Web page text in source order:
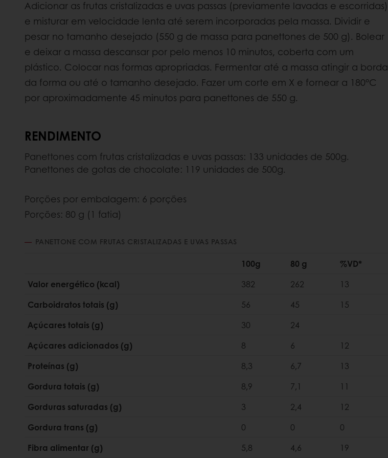
Adicionar as frutas cristalizadas e uvas passas (previamente lavadas e escorridas)
e misturar em velocidade lenta até serem incorporadas pela massa. Dividir e
pesar no tamanho desejado (550 g de massa para panettones de 500 g). Bolear
e deixar a massa descansar por pelo menos 10 minutos, coberta com um
plástico. Colocar nas formas apropriadas. Fermentar até a massa atingir a borda
da forma ou até o tamanho desejado. Fazer um corte em X e fornear a 180°C
por aproximadamente 45 minutos para panettones de 550 g.
RENDIMENTO
Panettones com frutas cristalizadas e uvas passas: 133 unidades de 500g.
Panettones de gotas de chocolate: 119 unidades de 500g.
Porções por embalagem: 6 porções
Porções: 80 g (1 fatia)
PANETTONE COM FRUTAS CRISTALIZADAS E UVAS PASSAS
100g 80 g
%VD*
Valor energético (kcal)
382 262
13
Carboidratos totais (g)
56 45
15
Açúcares totais (g)
30
24
Açúcares adicionados (g)
8 6
12
Proteínas (g)
8,3 6,7
13
Gordura totais (g)
8,9 7,1
11
Gorduras saturadas (g)
3 2,4
12
Gordura trans (g)
0 0
0
Fibra alimentar (g)
5,8 4,6 19